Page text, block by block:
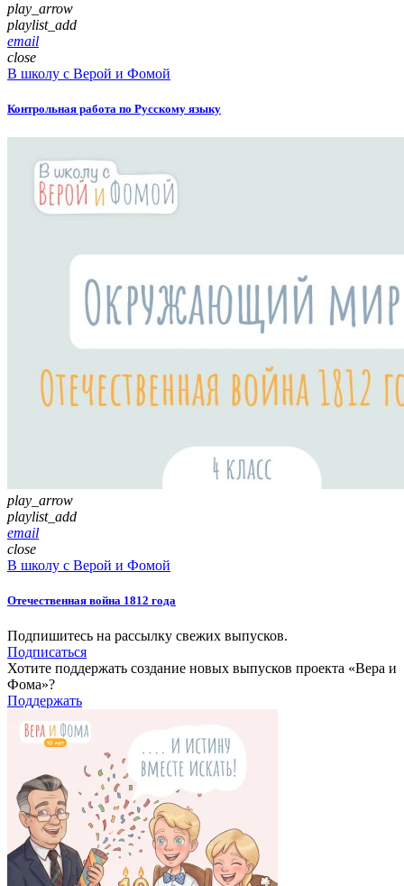
play_arrow
playlist_add
email
close
В школу с Верой и Фомой
Контрольная работа по Русскому языку
play_arrow
playlist_add
email
close
В школу с Верой и Фомой
Отечественная война 1812 года
Подпишитесь на рассылку свежих выпусков.
Подписаться
Хотите поддержать создание новых выпусков проекта «Вера и
Фома»?
Поддержать